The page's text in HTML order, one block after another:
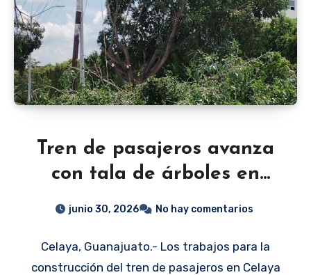
Tren de pasajeros avanza
con tala de árboles en
Celaya y desata críticas
junio 30, 2026 No hay comentarios
Celaya, Guanajuato.- Los trabajos para la
construcción del tren de pasajeros en Celaya